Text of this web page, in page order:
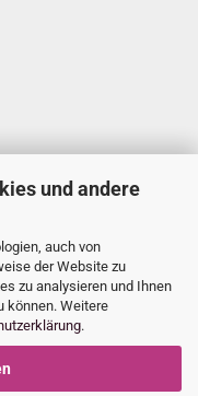
und andere
auch von
der Website zu
zu analysieren und Ihnen
können. Weitere
.